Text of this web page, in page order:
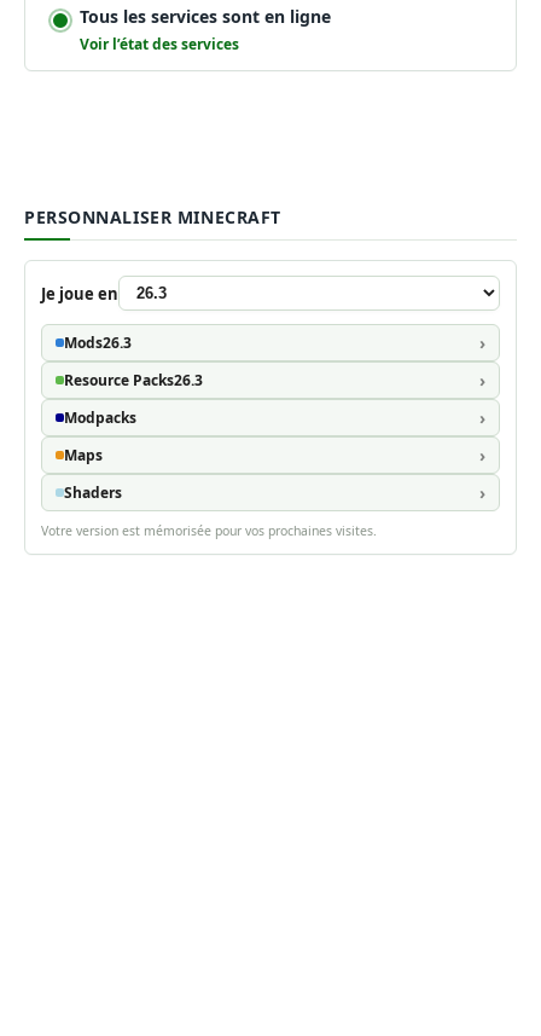
Tous les services sont en ligne
Voir l’état des services
PERSONNALISER MINECRAFT
Je joue en
Mods26.3
Resource Packs26.3
Modpacks
Maps
Shaders
Votre version est mémorisée pour vos prochaines visites.